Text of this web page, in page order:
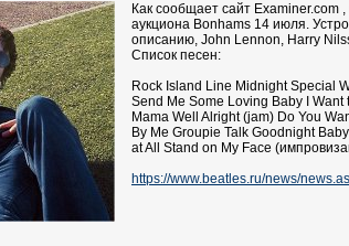
Как сообщает сайт
аукциона Bonhams 14 июля.
описанию, John Lennon, Harry
Список песен:
Rock Island Line Midnight Special
Send Me Some Loving Baby I
Mama Well Alright (jam) Do You
By Me Groupie Talk Goodnight
at All Stand on My Face
https://www.beatles.ru/news/